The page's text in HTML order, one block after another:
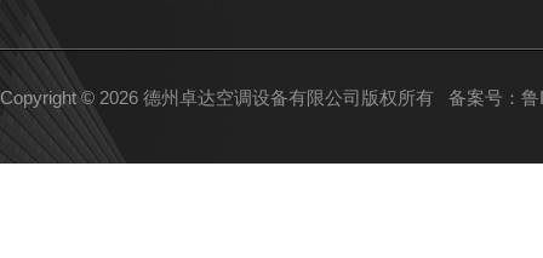
Copyright © 2026 德州卓达空调设备有限公司版权所有 备案号：